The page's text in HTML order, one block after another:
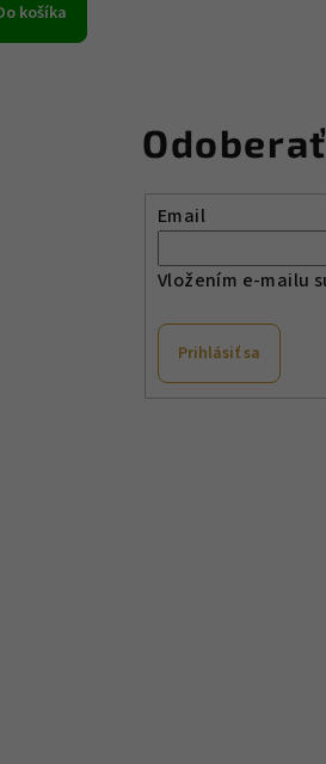
košíka
Email
Vložením e-mailu
Prihlásiť sa